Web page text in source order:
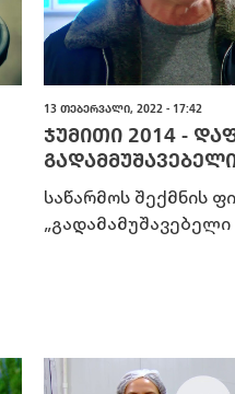
13 ᲗᲔᲑᲔᲠᲕᲐᲚᲘ, 2022 - 17:42
ᲯᲣᲛᲘᲗᲘ 2014 -
საწარმოს შექმნის